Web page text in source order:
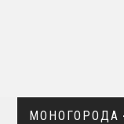
МОНОГОРОДА